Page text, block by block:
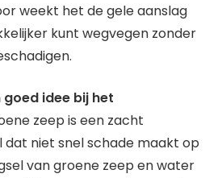
weekt het de gele aanslag
kunt wegvegen zonder
goed idee bij het
zeep is een zacht
niet snel schade maakt op
van groene zeep en water